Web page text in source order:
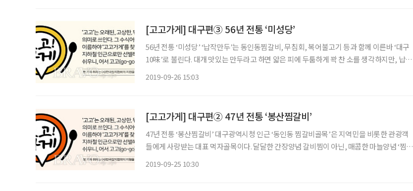
[고고가게] 대구편③ 56년 전통 ‘미성당’
56년 전통 ‘미성당’ ‘납작만두’는 동인동찜갈비, 무침회, 복어불고기 등과 함께 이른바 ‘대구
10味’로 불린다. 대개 맛있는 만두라고 하면 얇은 피에 두툼하게 꽉 찬 소를 생각하지만, 납작
2019-09-26 15:03
[고고가게] 대구편② 47년 전통 ‘봉산찜갈비’
47년 전통 ‘봉산찜갈비’ 대구광역시청 인근 ‘동인동 찜갈비골목’은 지역민을 비롯한 관광객
들에게 사랑받는 대표 먹자골목이다. 달달한 간장양념 갈비찜이 아닌, 매콤한 마늘양념 ‘찜갈
2019-09-25 10:30